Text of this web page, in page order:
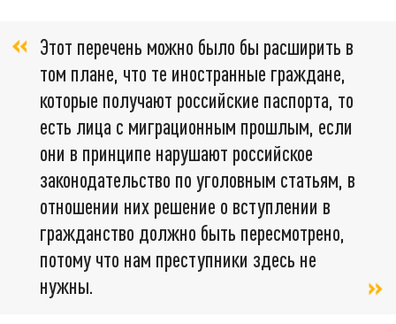
Этот перечень можно было бы расширить в
том плане, что те иностранные граждане,
которые получают российские паспорта, то
есть лица с миграционным прошлым, если
они в принципе нарушают российское
законодательство по уголовным статьям, в
отношении них решение о вступлении в
гражданство должно быть пересмотрено,
потому что нам преступники здесь не
нужны.